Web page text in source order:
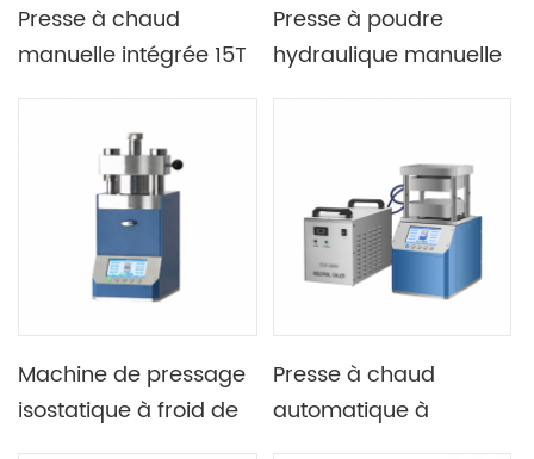
Presse à chaud
manuelle intégrée 15T
doubles plaques
chauffantes
300X300mm
Presse à poudre
hydraulique manuelle
Machine de pressage
isostatique à froid de
Presse à chaud
automatique à